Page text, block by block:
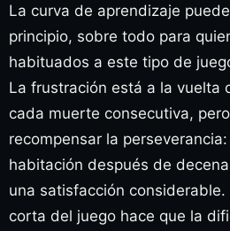
La curva de aprendizaje
principio, sobre todo para
habituados a este tipo de
La frustración está a la vuelta
cada muerte consecutiva,
recompensar la
habitación después de
una satisfacción
corta del juego hace que la